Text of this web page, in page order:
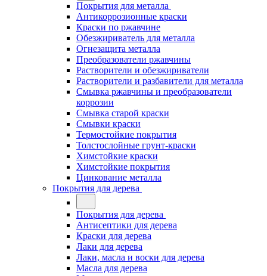
Покрытия для металла
Антикоррозионные краски
Краски по ржавчине
Обезжириватель для металла
Огнезащита металла
Преобразователи ржавчины
Растворители и обезжириватели
Растворители и разбавители для металла
Смывка ржавчины и преобразователи
коррозии
Смывка старой краски
Смывки краски
Термостойкие покрытия
Толстослойные грунт-краски
Химстойкие краски
Химстойкие покрытия
Цинкование металла
Покрытия для дерева
Покрытия для дерева
Антисептики для дерева
Краски для дерева
Лаки для дерева
Лаки, масла и воски для дерева
Масла для дерева